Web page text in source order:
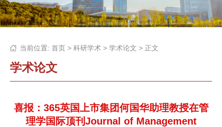
当前位置: 首页 > 科研学术 > 学术论文 > 正文
学术论文
喜报：365英国上市集团何国华助理教授在管
理学国际顶刊Journal of Management